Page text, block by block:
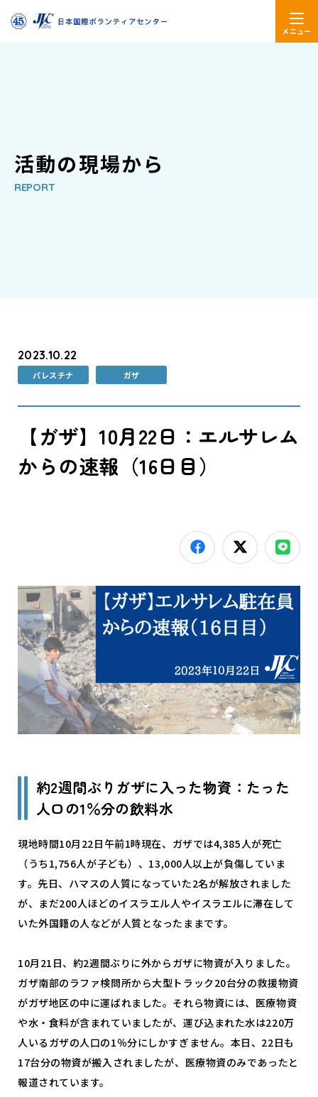
メニュー
活動の現場から
REPORT
2023.10.22
パレスチナ ガザ
【ガザ】10月22日：エルサレム
からの速報（16日目）
約2週間ぶりガザに入った物資：たった
人口の1％分の飲料水
現地時間10月22日午前1時現在、ガザでは4,385人が死亡
（うち1,756人が子ども）、13,000人以上が負傷していま
す。先日、ハマスの人質になっていた2名が解放されました
が、まだ200人ほどのイスラエル人やイスラエルに滞在して
いた外国籍の人などが人質となったままです。
10月21日、約2週間ぶりに外からガザに物資が入りました。
ガザ南部のラファ検問所から大型トラック20台分の救援物資
がガザ地区の中に運ばれました。それら物資には、医療物資
や水・食料が含まれていましたが、運び込まれた水は220万
人いるガザの人口の1％分にしかすぎません。本日、22日も
17台分の物資が搬入されましたが、医療物資のみであったと
報道されています。